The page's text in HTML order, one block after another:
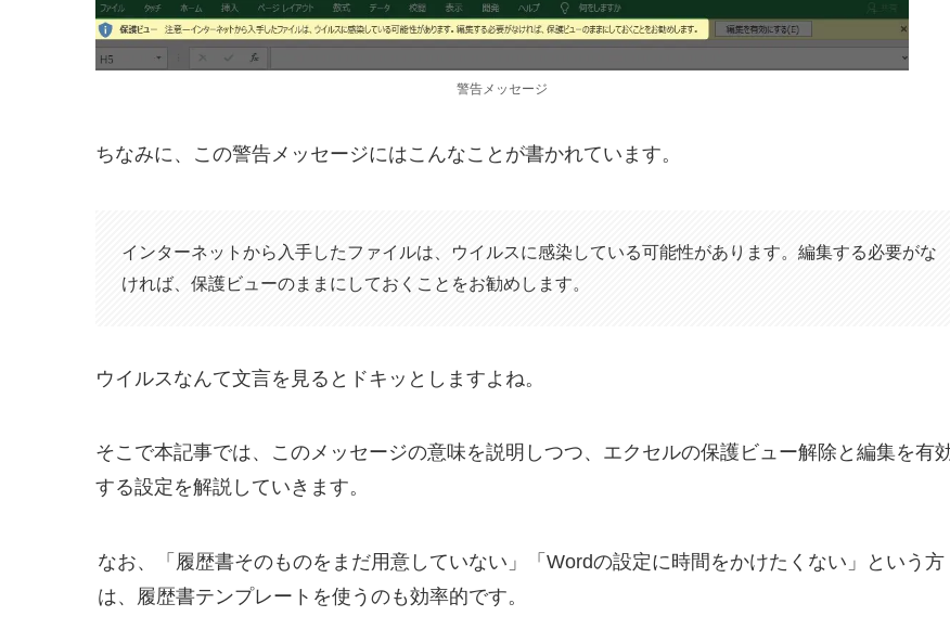
警告メッセージ
ちなみに、この警告メッセージにはこんなことが書かれています。
インターネットから入手したファイルは、ウイルスに感染している可能性があります。編集する必要がな
ければ、保護ビューのままにしておくことをお勧めします。
ウイルスなんて文言を見るとドキッとしますよね。
そこで本記事では、このメッセージの意味を説明しつつ、エクセルの保護ビュー解除と編集を有
する設定を解説していきます。
なお、「履歴書そのものをまだ用意していない」「Wordの設定に時間をかけたくない」という方
は、履歴書テンプレートを使うのも効率的です。